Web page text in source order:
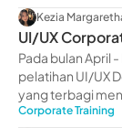
Kezia
UI/UX
Pada bulan April
pelatihan UI/UX
yang terbagi
Corporate Training